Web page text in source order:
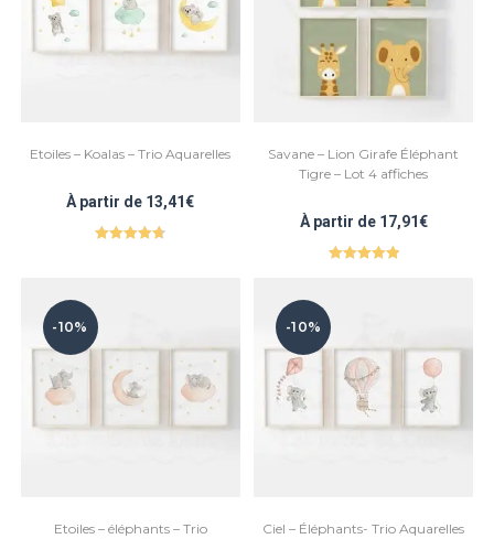
Etoiles – Koalas – Trio Aquarelles
À partir de 13,41€
Savane – Lion Girafe Éléphant
Tigre – Lot 4 affiches
À partir de 17,91€
-10%
Etoiles – éléphants – Trio
-10%
Ciel – Éléphants- Trio Aquarelles